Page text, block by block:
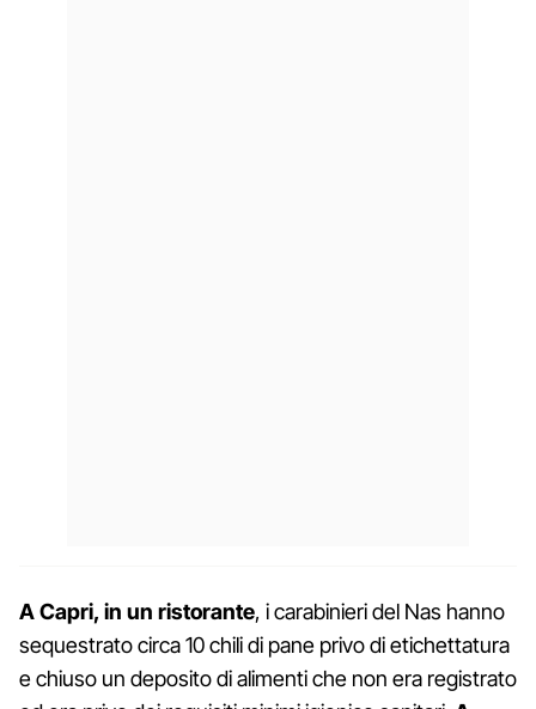
A Capri, in un ristorante, i carabinieri del Nas hanno
sequestrato circa 10 chili di pane privo di etichettatura
e chiuso un deposito di alimenti che non era registrato